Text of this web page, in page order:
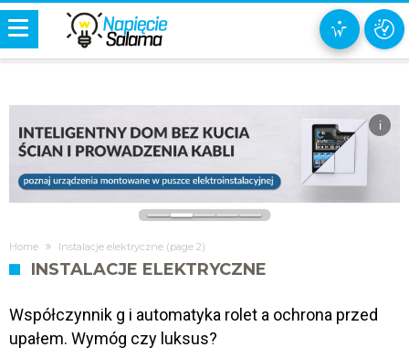
i
Home Instalacje elektryczne (page 2)
INSTALACJE ELEKTRYCZNE
Współczynnik g i automatyka rolet a ochrona przed
upałem. Wymóg czy luksus?